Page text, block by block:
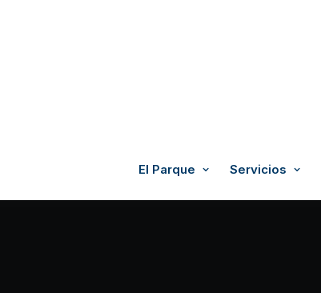
El Parque Servicios